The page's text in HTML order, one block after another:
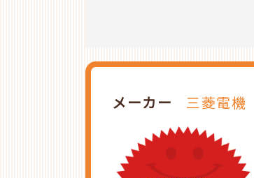
メーカー 三菱電機